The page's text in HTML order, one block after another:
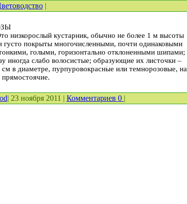
|
низкорослый кустарник, обычно не более 1 м высоты
густо покрыты многочисленными, почти одинаковыми
голыми, горизонтально отклоненными шипами;
иногда слабо волосистые; образующие их листочки –
в диаметре, пурпурово­красные или темно­розовые, на
| 23 ноября 2011 | Комментариев 0 |